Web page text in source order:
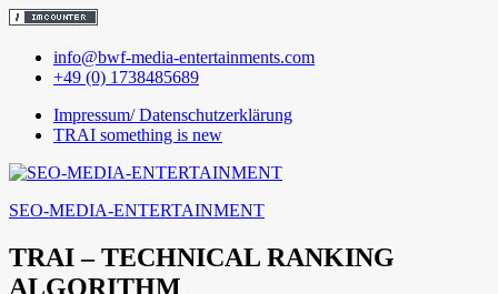
Skip
info@bwf-media-entertainments.com
+49 (0) 1738485689
Impressum/ Datenschutzerklärung
TRAI something is new
SEO-MEDIA-ENTERTAINMENT
TRAI – TECHNICAL RANKING
ALGORITHM